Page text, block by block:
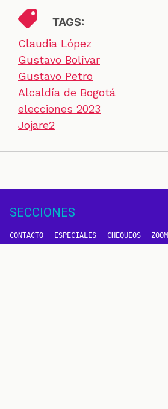
TAGS:
Claudia López
Gustavo Bolívar
Gustavo Petro
Alcaldía de Bogotá
elecciones 2023
Jojare2
SECCIONES
CONTACTO ESPECIALES CHEQUEOS ZOOM